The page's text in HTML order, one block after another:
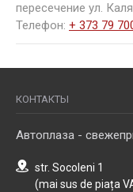
пересечение ул.
Телефон: + 373 79
КОНТАКТЫ
Автоплаза -
str. Socoleni 1
(mai sus de piața